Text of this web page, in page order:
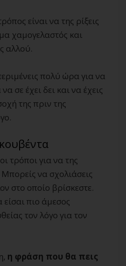
είναι να της ρίξεις
χαμογελαστός και
αλλού.
πολύ ώρα για να
σε έχει δει και να έχεις
της πριν της
τρόποι για να της
να σχολιάσεις
στο οποίο βρίσκεστε.
πιο άμεσος
τον λόγο για τον
η φράση που θα πεις